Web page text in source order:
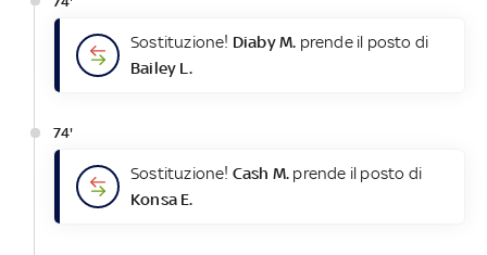
Sostituzione! Diaby M. prende il posto di
Bailey L.
74'
Sostituzione! Cash M. prende il posto di
Konsa E.